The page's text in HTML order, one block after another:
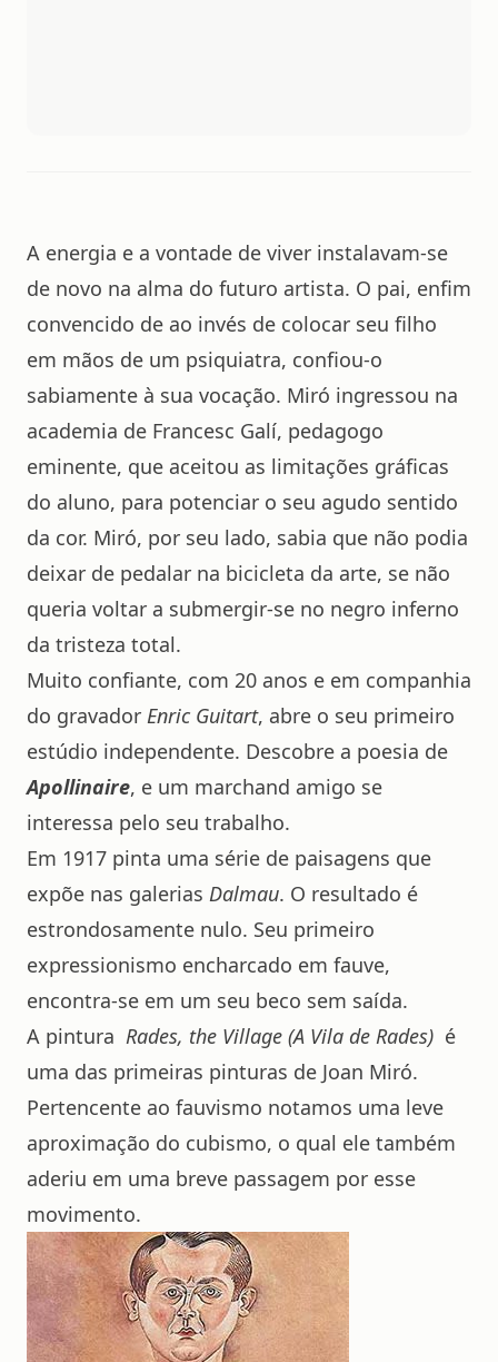
A energia e a vontade de viver instalavam-se
de novo na alma do futuro artista. O pai, enfim
convencido de ao invés de colocar seu filho
em mãos de um psiquiatra, confiou-o
sabiamente à sua vocação. Miró ingressou na
academia de Francesc Galí, pedagogo
eminente, que aceitou as limitações gráficas
do aluno, para potenciar o seu agudo sentido
da cor. Miró, por seu lado, sabia que não podia
deixar de pedalar na bicicleta da arte, se não
queria voltar a submergir-se no negro inferno
da tristeza total.
Muito confiante, com 20 anos e em companhia
do gravador Enric Guitart, abre o seu primeiro
estúdio independente. Descobre a poesia de
Apollinaire, e um marchand amigo se
interessa pelo seu trabalho.
Em 1917 pinta uma série de paisagens que
expõe nas galerias Dalmau. O resultado é
estrondosamente nulo. Seu primeiro
expressionismo encharcado em fauve,
encontra-se em um seu beco sem saída.
A pintura Rades, the Village (A Vila de Rades) é
uma das primeiras pinturas de Joan Miró.
Pertencente ao fauvismo notamos uma leve
aproximação do cubismo, o qual ele também
aderiu em uma breve passagem por esse
movimento.